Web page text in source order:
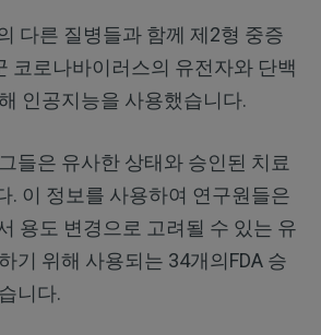
다른 질병들과 함께 제2형 중증
코로나바이러스의 유전자와 단백
인공지능을 사용했습니다.
들은 유사한 상태와 승인된 치료
. 이 정보를 사용하여 연구원들은
용도 변경으로 고려될 수 있는 유
기 위해 사용되는 34개의FDA 승
니다.